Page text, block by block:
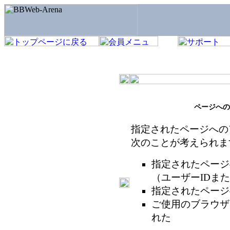
ページへ
指定されたページへ
次のことが考えられ
指定されたペー
（ユーザーIDま
指定されたペー
ご使用のブラウ
れた